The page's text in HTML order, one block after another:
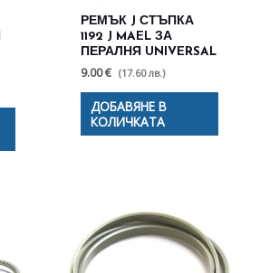
РЕМЪК J СТЪПКА
1192 J MAEL ЗА
ПЕРАЛНЯ UNIVERSAL
9.00 € (17.60 лв.)
ДОБАВЯНЕ В
КОЛИЧКАТА